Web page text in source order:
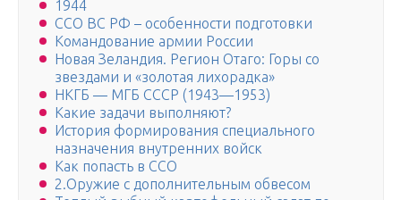
1944
ССО ВС РФ – особенности подготовки
Командование армии России
Новая Зеландия. Регион Отаго: Горы со
звездами и «золотая лихорадка»
НКГБ — МГБ СССР (1943—1953)
Какие задачи выполняют?
История формирования специального
назначения внутренних войск
Как попасть в ССО
2.Оружие с дополнительным обвесом